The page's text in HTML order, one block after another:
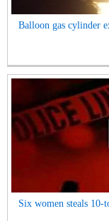
Balloon gas cylinder
Six women steals